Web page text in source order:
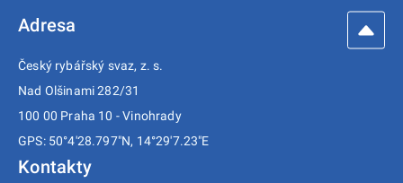
Adresa
Český rybářský svaz, z. s.
Nad Olšinami 282/31
100 00 Praha 10 - Vinohrady
GPS: 50°4'28.797"N, 14°29'7.23"E
Kontakty